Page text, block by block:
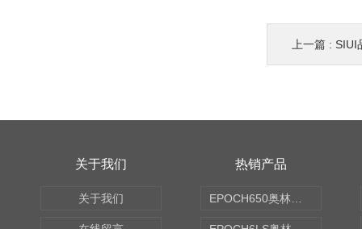
上一篇 : SIUI
关于我们
关于我们
热销产品